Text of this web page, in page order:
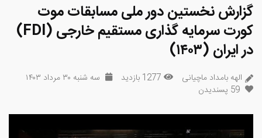
گزارش نخستین دور ملی مسابقات موت
کورت سرمایه گذاری مستقیم خارجی (FDI)
در ایران (۱۴۰۳)
الهه بامداد ماچیانی 1277 بازدید
سه شنبه ۳۰ مرداد ۱۴۰۳
59 پسندیدن